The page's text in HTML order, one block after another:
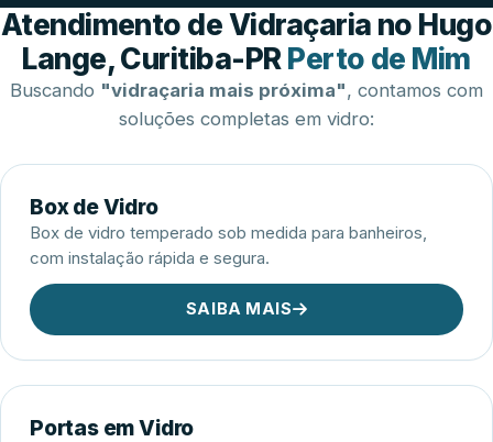
Esquadrias de Alumínio
Atendimento de Vidraçaria no Hugo
Lange, Curitiba-PR Perto de Mim
Buscando "vidraçaria mais próxima", contamos com
soluções completas em vidro:
Box de Vidro
Box de vidro temperado sob medida para banheiros,
com instalação rápida e segura.
SAIBA MAIS
Portas em Vidro